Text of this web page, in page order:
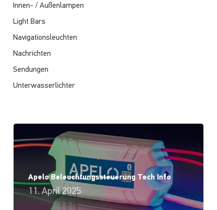
Innen- / Außenlampen
Light Bars
Navigationsleuchten
Nachrichten
Sendungen
Unterwasserlichter
Apelo Beleuchtungssteuerung Tech Info
11. April 2025